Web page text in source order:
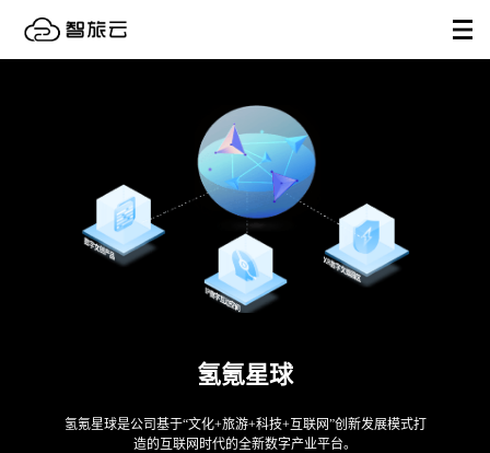
氢氪星球
氢氪星球是公司基于“文化+旅游+科技+互联网”创新发展模式打
造的互联网时代的全新数字产业平台。